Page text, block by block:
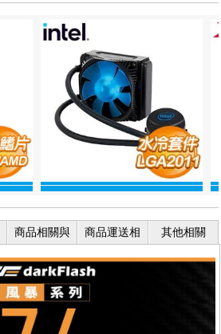
商品相關與
退換貨
商品運送相
關
其他相關